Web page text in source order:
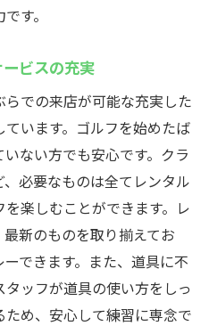
す。
ビスの充実
での来店が可能な充実した
います。ゴルフを始めたば
ない方でも安心です。クラ
必要なものは全てレンタル
楽しむことができます。レ
新のものを取り揃えてお
できます。また、道具に不
ッフが道具の使い方をしっ
め、安心して練習に専念で